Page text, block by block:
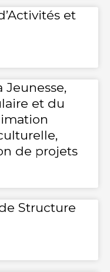
et
Jeunesse,
et du
de projets
Structure